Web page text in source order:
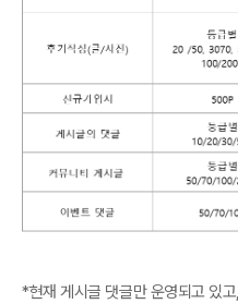
*현재 게시글 댓글만 운영되고 있